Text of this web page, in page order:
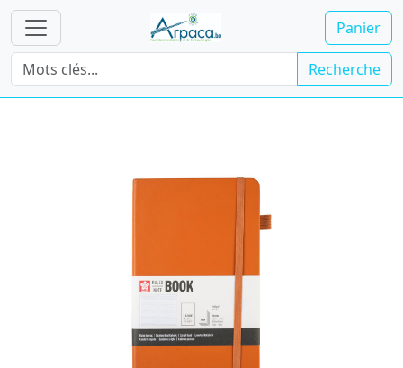
Panier
Recherche